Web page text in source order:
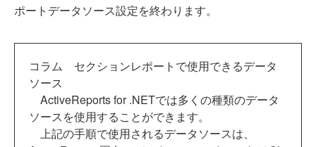
ポートデータソース設定を終わります。
コラム セクションレポートで使用できるデータ
ソース
ActiveReports for .NETでは多くの種類のデータ
ソースを使用することができます。
上記の手順で使用されるデータソースは、